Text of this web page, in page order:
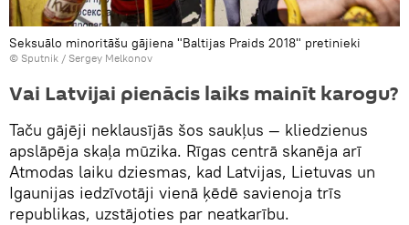
Seksuālo minoritāšu gājiena "Baltijas Praids 2018" pretinieki
© Sputnik / Sergey Melkonov
Vai Latvijai pienācis laiks mainīt karogu?
Taču gājēji neklausījās šos saukļus — kliedzienus
apslāpēja skaļa mūzika. Rīgas centrā skanēja arī
Atmodas laiku dziesmas, kad Latvijas, Lietuvas un
Igaunijas iedzīvotāji vienā ķēdē savienoja trīs
republikas, uzstājoties par neatkarību.